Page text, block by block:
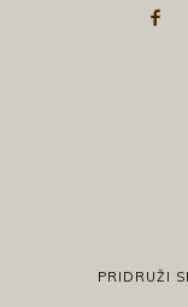
PRIDRUŽI